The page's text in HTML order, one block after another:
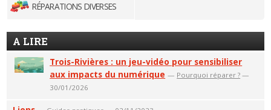
RÉPARATIONS DIVERSES
A LIRE
Trois-Rivières : un jeu-vidéo pour sensibiliser
aux impacts du numérique — Pourquoi réparer ? —
30/01/2026